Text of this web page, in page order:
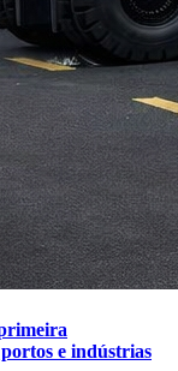
e indústrias